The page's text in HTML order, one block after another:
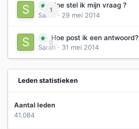
1
Hoe stel ik mijn vraag ?
Sarah
· 29 mei 2014
0
Hoe post ik een antwoord?
Sarah · 31 mei 2014
Leden statistieken
Aantal leden
41.084